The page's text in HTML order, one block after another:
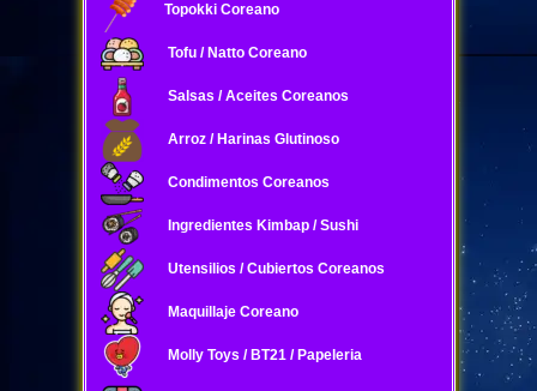
Topokki Coreano
Tofu / Natto Coreano
Salsas / Aceites Coreanos
Arroz / Harinas Glutinoso
Condimentos Coreanos
Ingredientes Kimbap / Sushi
Utensilios / Cubiertos Coreanos
Maquillaje Coreano
Molly Toys / BT21 / Papeleria